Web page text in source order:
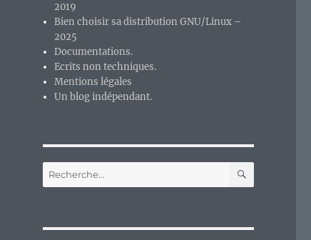
2019
Bien choisir sa distribution GNU/Linux –
2025
Documentations.
Ecrits non techniques.
Mentions légales
Un blog indépendant.
Recherche
pour :